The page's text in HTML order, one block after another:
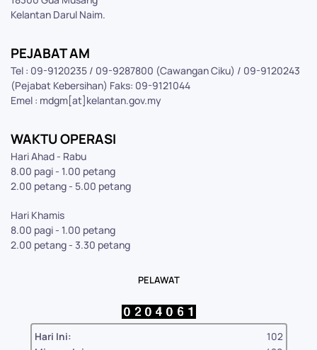
Kelantan Darul Naim.
PEJABAT AM
Tel : 09-9120235 / 09-9287800 (Cawangan Ciku) / 09-9120243
(Pejabat Kebersihan) Faks: 09-9121044
Emel : mdgm[at]kelantan.gov.my
WAKTU OPERASI
Hari Ahad - Rabu
8.00 pagi - 1.00 petang
2.00 petang - 5.00 petang
Hari Khamis
8.00 pagi - 1.00 petang
2.00 petang - 3.30 petang
PELAWAT
Hari Ini:
102